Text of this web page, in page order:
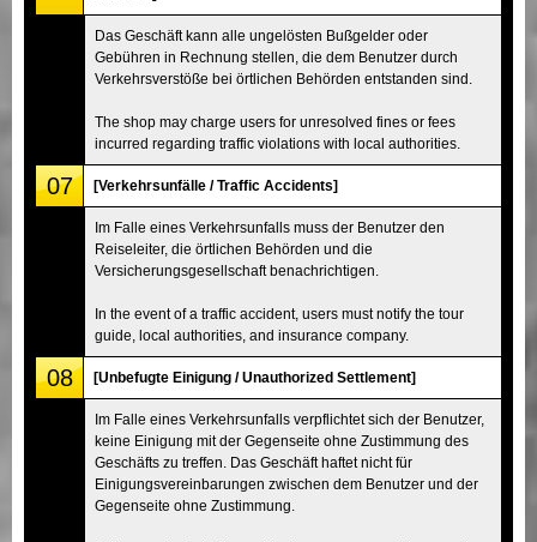
Das Geschäft kann alle ungelösten Bußgelder oder
Gebühren in Rechnung stellen, die dem Benutzer durch
Verkehrsverstöße bei örtlichen Behörden entstanden sind.
The shop may charge users for unresolved fines or fees
incurred regarding traffic violations with local authorities.
07 [Verkehrsunfälle / Traffic Accidents]
Im Falle eines Verkehrsunfalls muss der Benutzer den
Reiseleiter, die örtlichen Behörden und die
Versicherungsgesellschaft benachrichtigen.
In the event of a traffic accident, users must notify the tour
guide, local authorities, and insurance company.
08 [Unbefugte Einigung / Unauthorized Settlement]
Im Falle eines Verkehrsunfalls verpflichtet sich der Benutzer,
keine Einigung mit der Gegenseite ohne Zustimmung des
Geschäfts zu treffen. Das Geschäft haftet nicht für
Einigungsvereinbarungen zwischen dem Benutzer und der
Gegenseite ohne Zustimmung.